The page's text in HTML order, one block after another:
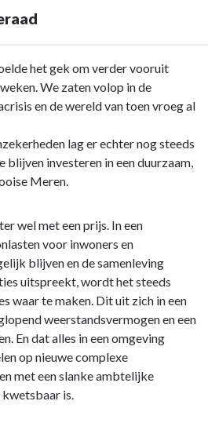
het gek om verder vooruit
We zaten volop in de
en de wereld van toen vroeg al
lag er echter nog steeds
blijven investeren in een duurzaam,
Meren.
wel met een prijs. In een
voor inwoners en
blijven en de samenleving
uitspreekt, wordt het steeds
waar te maken. Dit uit zich in een
weerstandsvermogen en een
En dat alles in een omgeving
op nieuwe complexe
met een slanke ambtelijke
is.